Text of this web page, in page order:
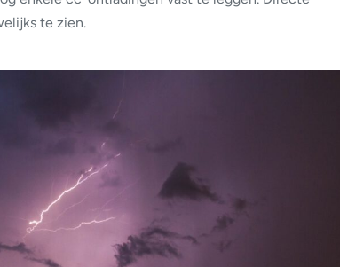
te zien.